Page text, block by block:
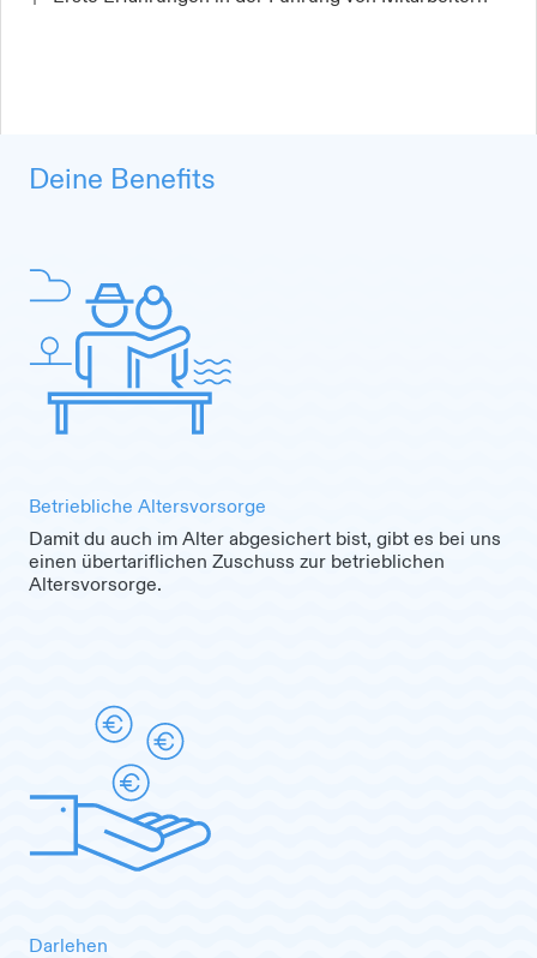
Deine Benefits
Betriebliche Altersvorsorge
Damit du auch im Alter abgesichert bist, gibt es bei uns
einen übertariflichen Zuschuss zur betrieblichen
Altersvorsorge.
Darlehen